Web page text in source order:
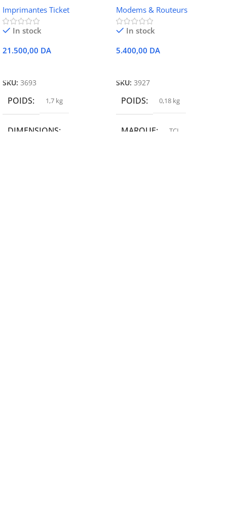
Ethernet
Imprimantes Ticket
In stock
21.500,00 DA
SKU: 3693
POIDS 1,7 kg
DIMENSIONS
Modems & Routeurs
In stock
5.400,00 DA
SKU: 3927
POIDS 0,18 kg
MARQUE TCL